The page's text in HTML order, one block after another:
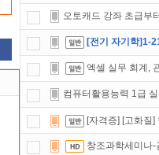
댓글만 잘써도 무료 포
출석체크
스마트TV로 투디스크
숨어있는 카드 마일리
요즘 뭐가 재밌지?고
오토캐드 강좌 초급부
[전기 자기학]1-
엑셀 실무 회계,
컴퓨터활용능력 1급
[자격증] [고화질
창조과학세미나-